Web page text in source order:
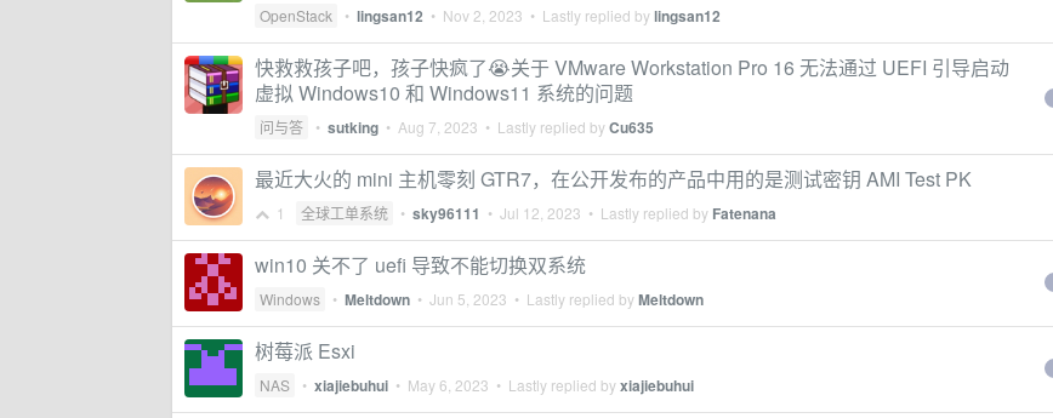
OpenStack • lingsan12 • Nov 2, 2023 • Lastly replied bylingsan12
快救救孩子吧，孩子快疯了😭关于 VMware Workstation Pro 16 无法通过 UEFI 引导启动
虚拟 Windows10 和 Windows11 系统的问题
问与答 • sutking • Aug 7, 2023 • Lastly replied byCu635
最近大火的 mini 主机零刻 GTR7，在公开发布的产品中用的是测试密钥 AMI Test PK
1 全球工单系统 • sky96111 • Jul 12, 2023 • Lastly replied by Fatenana
win10 关不了 uefi 导致不能切换双系统
Windows • Meltdown • Jun 5, 2023 • Lastly replied byMeltdown
树莓派 Esxi
NAS • xiajiebuhui • May 6, 2023 • Lastly replied byxiajiebuhui